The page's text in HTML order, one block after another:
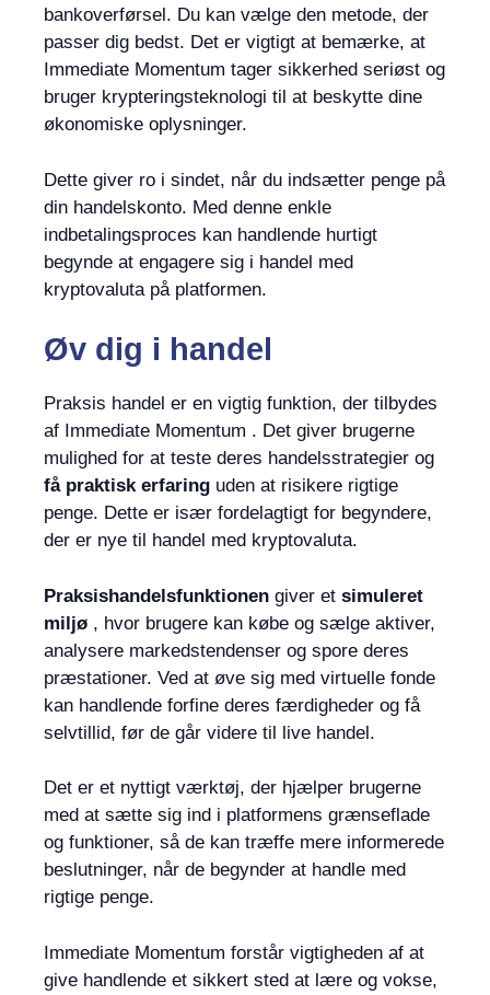
bankoverførsel. Du kan vælge den metode, der
passer dig bedst. Det er vigtigt at bemærke, at
Immediate Momentum tager sikkerhed seriøst og
bruger krypteringsteknologi til at beskytte dine
økonomiske oplysninger.
Dette giver ro i sindet, når du indsætter penge på
din handelskonto. Med denne enkle
indbetalingsproces kan handlende hurtigt
begynde at engagere sig i handel med
kryptovaluta på platformen.
Øv dig i handel
Praksis handel er en vigtig funktion, der tilbydes
af Immediate Momentum . Det giver brugerne
mulighed for at teste deres handelsstrategier og
få praktisk erfaring uden at risikere rigtige
penge. Dette er især fordelagtigt for begyndere,
der er nye til handel med kryptovaluta.
Praksishandelsfunktionen giver et simuleret
miljø , hvor brugere kan købe og sælge aktiver,
analysere markedstendenser og spore deres
præstationer. Ved at øve sig med virtuelle fonde
kan handlende forfine deres færdigheder og få
selvtillid, før de går videre til live handel.
Det er et nyttigt værktøj, der hjælper brugerne
med at sætte sig ind i platformens grænseflade
og funktioner, så de kan træffe mere informerede
beslutninger, når de begynder at handle med
rigtige penge.
Immediate Momentum forstår vigtigheden af ​​at
give handlende et sikkert sted at lære og vokse,